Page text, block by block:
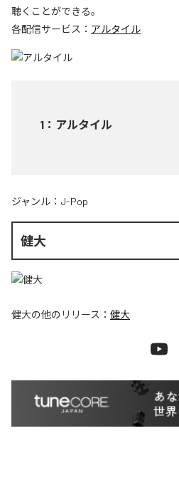
聴くことができる。
各配信サービス： アルタイル
1 ： アルタイル
ジャンル： J-Pop
健大
健大の他のリリース： 健大